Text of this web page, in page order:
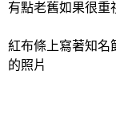
有點老舊如果很重
紅布條上寫著知名
的照片